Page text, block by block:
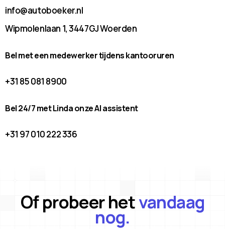
info@autoboeker.nl
Wipmolenlaan 1, 3447GJ Woerden
Bel met een medewerker tijdens kantooruren
+31 85 081 8900
Bel 24/7 met Linda onze AI assistent
+31 97 010 222 336
Of probeer hetvandaag
nog.